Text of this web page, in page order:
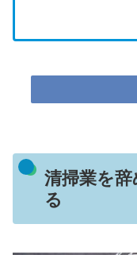
清掃業を
る